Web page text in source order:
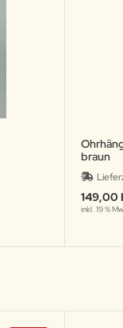
braun
149,00
inkl. 19 %